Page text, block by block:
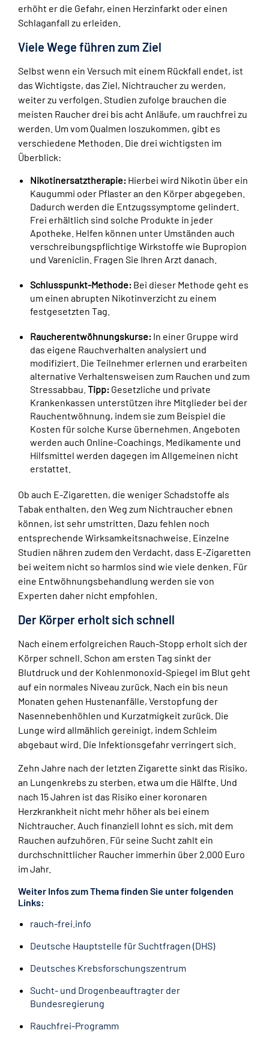
erhöht er die Gefahr, einen Herzinfarkt oder einen
Schlaganfall zu erleiden.
Viele Wege führen zum Ziel
Selbst wenn ein Versuch mit einem Rückfall endet, ist
das Wichtigste, das Ziel, Nichtraucher zu werden,
weiter zu verfolgen. Studien zufolge brauchen die
meisten Raucher drei bis acht Anläufe, um rauchfrei zu
werden. Um vom Qualmen loszukommen, gibt es
verschiedene Methoden. Die drei wichtigsten im
Überblick:
Nikotinersatztherapie: Hierbei wird Nikotin über ein
Kaugummi oder Pflaster an den Körper abgegeben.
Dadurch werden die Entzugssymptome gelindert.
Frei erhältlich sind solche Produkte in jeder
Apotheke. Helfen können unter Umständen auch
verschreibungspflichtige Wirkstoffe wie Bupropion
und Vareniclin. Fragen Sie Ihren Arzt danach.
Schlusspunkt-Methode: Bei dieser Methode geht es
um einen abrupten Nikotinverzicht zu einem
festgesetzten Tag.
Raucherentwöhnungskurse: In einer Gruppe wird
das eigene Rauchverhalten analysiert und
modifiziert. Die Teilnehmer erlernen und erarbeiten
alternative Verhaltensweisen zum Rauchen und zum
Stressabbau. Tipp: Gesetzliche und private
Krankenkassen unterstützen ihre Mitglieder bei der
Rauchentwöhnung, indem sie zum Beispiel die
Kosten für solche Kurse übernehmen. Angeboten
werden auch Online-Coachings. Medikamente und
Hilfsmittel werden dagegen im Allgemeinen nicht
erstattet.
Ob auch E-Zigaretten, die weniger Schadstoffe als
Tabak enthalten, den Weg zum Nichtraucher ebnen
können, ist sehr umstritten. Dazu fehlen noch
entsprechende Wirksamkeitsnachweise. Einzelne
Studien nähren zudem den Verdacht, dass E-Zigaretten
bei weitem nicht so harmlos sind wie viele denken. Für
eine Entwöhnungsbehandlung werden sie von
Experten daher nicht empfohlen.
Der Körper erholt sich schnell
Nach einem erfolgreichen Rauch-Stopp erholt sich der
Körper schnell. Schon am ersten Tag sinkt der
Blutdruck und der Kohlenmonoxid-Spiegel im Blut geht
auf ein normales Niveau zurück. Nach ein bis neun
Monaten gehen Hustenanfälle, Verstopfung der
Nasennebenhöhlen und Kurzatmigkeit zurück. Die
Lunge wird allmählich gereinigt, indem Schleim
abgebaut wird. Die Infektionsgefahr verringert sich.
Zehn Jahre nach der letzten Zigarette sinkt das Risiko,
an Lungenkrebs zu sterben, etwa um die Hälfte. Und
nach 15 Jahren ist das Risiko einer koronaren
Herzkrankheit nicht mehr höher als bei einem
Nichtraucher. Auch finanziell lohnt es sich, mit dem
Rauchen aufzuhören. Für seine Sucht zahlt ein
durchschnittlicher Raucher immerhin über 2.000 Euro
im Jahr.
Weiter Infos zum Thema finden Sie unter folgenden
Links:
rauch-frei.info
Deutsche Hauptstelle für Suchtfragen (DHS)
Deutsches Krebsforschungszentrum
Sucht- und Drogenbeauftragter der
Bundesregierung
Rauchfrei-Programm